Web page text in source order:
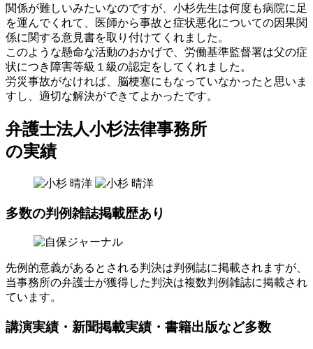
関係が難しいみたいなのですが、小杉先生は何度も病院に足
を運んでくれて、医師から事故と症状悪化についての因果関
係に関する意見書を取り付けてくれました。
このような懸命な活動のおかげで、労働基準監督署は父の症
状につき障害等級１級の認定をしてくれました。
労災事故がなければ、脳梗塞にもなっていなかったと思いま
すし、適切な解決ができてよかったです。
弁護士法人小杉法律事務所
の実績
多数の判例雑誌掲載歴あり
先例的意義があるとされる判決は判例誌に掲載されますが、
当事務所の弁護士が獲得した判決は複数判例雑誌に掲載され
ています。
講演実績・新聞掲載実績・書籍出版など多数